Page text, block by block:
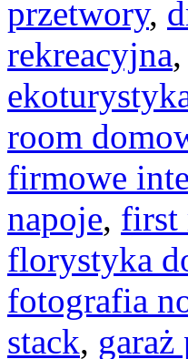
przetwory,
rekreacyjna,
room
firmowe
napoje, first
florystyka
fotografia
stack, garaż